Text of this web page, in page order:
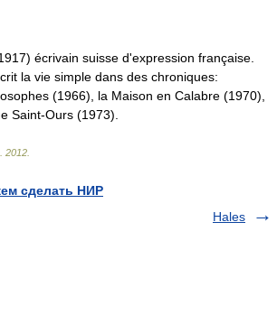
écrivain suisse d'expression française.
la vie simple dans des chroniques:
(1966), la Maison en Calabre (1970),
Saint-Ours (1973).
2012
сделать НИР
Hales